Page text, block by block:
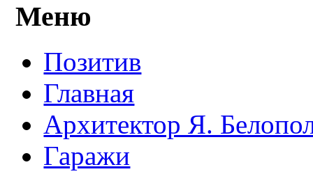
Меню
Позитив
Главная
Архитектор Я.
Гаражи